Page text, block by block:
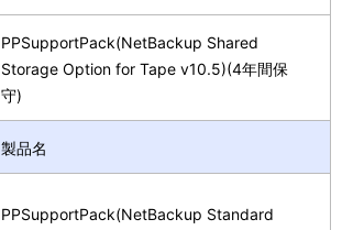
PPSupportPack(NetBackup Shared
Storage Option for Tape v10.5)(4年間保
守)
製品名
PPSupportPack(NetBackup Standard